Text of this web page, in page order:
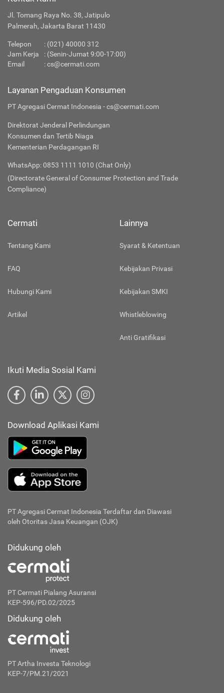
Jl. Tomang Raya No. 38, Jatipulo
Palmerah, Jakarta Barat 11430
Telepon : (021) 40000 312
Jam Kerja
: (Senin-Jumat 9:00-17:00)
Email
:cs@cermati.com
Layanan Pengaduan Konsumen
PT Agregasi Cermat Indonesia - cs@cermati.com
Direktorat Jenderal Perlindungan
Konsumen dan Tertib Niaga
Kementerian Perdagangan RI
WhatsApp: 0853 1111 1010 (Chat Only)
(Directorate General of Consumer Protection and Trade
Compliance)
Cermati
Tentang Kami
FAQ
Hubungi Kami
Artikel
Lainnya
Syarat & Ketentuan
Kebijakan Privasi
Kebijakan SMKI
Whistleblowing
Anti Gratifikasi
Ikuti Media Sosial Kami
Download Aplikasi Kami
PT Agregasi Cermat Indonesia Terdaftar dan Diawasi
oleh Otoritas Jasa Keuangan (OJK)
Didukung oleh
PT Cermati Pialang Asuransi
KEP-596/PD.02/2025
Didukung oleh
PT Artha Investa Teknologi
KEP-7/PM.21/2021